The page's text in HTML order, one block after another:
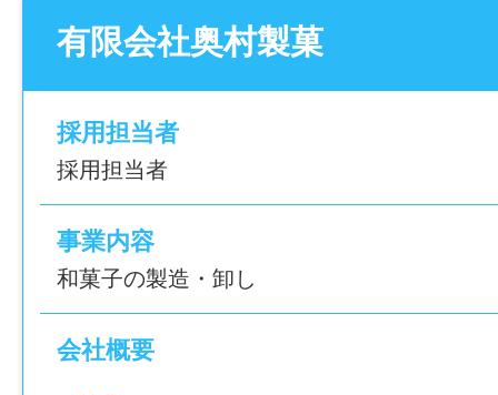
月給 250,000円以上
賞与
年2回（業績による）
雇用形態
正社員
経験
未経験可
有限会社奥村製菓
採用担当者
採用担当者
事業内容
和菓子の製造・卸し
会社概要